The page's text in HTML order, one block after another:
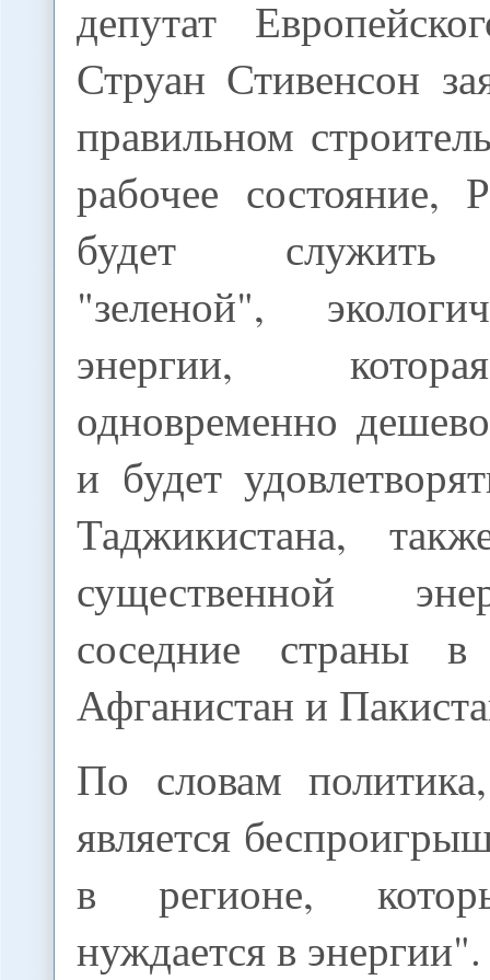
депутат
Струан Стивенсон
правильном
рабочее состояние,
будет служить
"зеленой",
энергии,
одновременно
и будет
Таджикистана,
существенной
соседние страны
Афганистан и
По словам
является
в регионе,
нуждается в энергии".